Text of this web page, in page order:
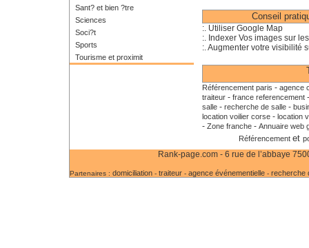
Sant? et bien ?tre
Sciences
Soci?t
Sports
Tourisme et proximit
Conseil
:. Utiliser Google Map
:. Indexer Vos images sur
:. Augmenter votre visibilité
Référencement paris - agence
traiteur - france referencement
salle - recherche de salle -
location voilier corse - location
- Zone franche - Annuaire web
Référencement et
Rank-page.com - 6 rue de l’abbaye
Partenaires : domiciliation - traiteur - agence événementielle - recherche